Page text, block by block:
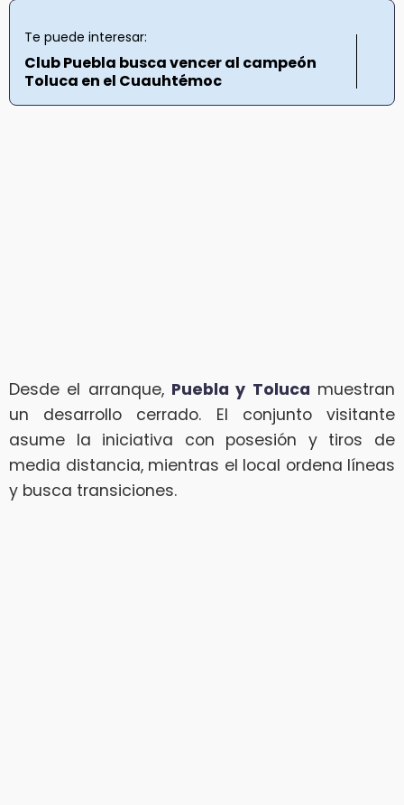
Te puede interesar:
Club Puebla busca vencer al campeón
Toluca en el Cuauhtémoc
Desde el arranque, Puebla y Toluca muestran
un desarrollo cerrado. El conjunto visitante
asume la iniciativa con posesión y tiros de
media distancia, mientras el local ordena líneas
y busca transiciones.